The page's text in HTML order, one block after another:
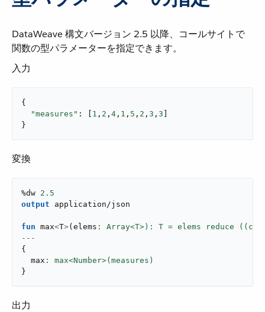
DataWeave 構文バージョン 2.5 以降、コールサイトで
関数の型パラメーターを指定できます。
入力
{
"measures" : [ 1 , 2 , 4 , 1 , 5 , 2 , 3 , 3
}
変換
%dw 2.5
output
application/json
fun max<T>( elems : Array<T>): T = elems reduce
---
{
  max
}
出力